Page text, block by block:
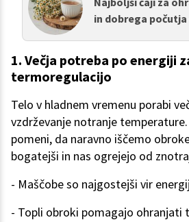
in dobrega
1. Večja potreba po energiji
termoregulacijo
Telo v hladnem vremenu porabi
vzdrževanje notranje
pomeni, da naravno iščemo
bogatejši in nas ogrejejo od
- Maščobe so najgostejši vir
- Topli obroki pomagajo ohranjati